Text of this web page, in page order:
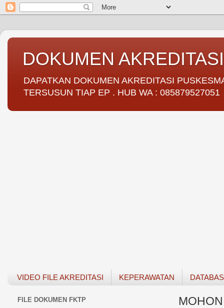
DOKUMEN
DAPATKAN DOKUMEN AKREDITASI
TERSUSUN TIAP EP . HUB WA : 085879527051
VIDEO FILE AKREDITASI KEPERAWATAN
FILE DOKUMEN FKTP